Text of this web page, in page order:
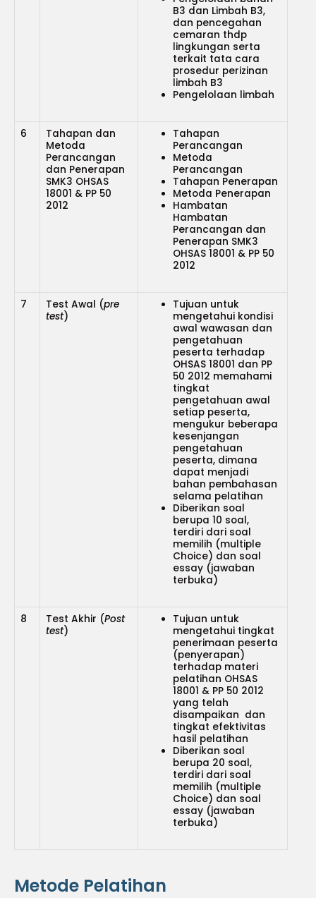
B3 dan Limbah B3,
dan pencegahan
cemaran thdp
lingkungan serta
terkait tata cara
prosedur perizinan
limbah B3
Pengelolaan limbah
6
Tahapan dan
Metoda
Perancangan
dan Penerapan
SMK3 OHSAS
18001 & PP 50
2012
Tahapan
Perancangan
Metoda
Perancangan
Tahapan Penerapan
Metoda Penerapan
Hambatan
Hambatan
Perancangan dan
Penerapan SMK3
OHSAS 18001 & PP 50
2012
7 Test Awal (pre
test)
Tujuan untuk
mengetahui kondisi
awal wawasan dan
pengetahuan
peserta terhadap
OHSAS 18001 dan PP
50 2012 memahami
tingkat
pengetahuan awal
setiap peserta,
mengukur beberapa
kesenjangan
pengetahuan
peserta, dimana
dapat menjadi
bahan pembahasan
selama pelatihan
Diberikan soal
berupa 10 soal,
terdiri dari soal
memilih (multiple
Choice) dan soal
essay (jawaban
terbuka)
8 Test Akhir (Post
test)
Tujuan untuk
mengetahui tingkat
penerimaan peserta
(penyerapan)
terhadap materi
pelatihan OHSAS
18001 & PP 50 2012
yang telah
disampaikan dan
tingkat efektivitas
hasil pelatihan
Diberikan soal
berupa 20 soal,
terdiri dari soal
memilih (multiple
Choice) dan soal
essay (jawaban
terbuka)
Metode Pelatihan